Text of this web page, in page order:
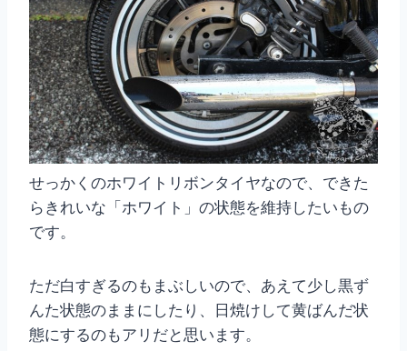
せっかくのホワイトリボンタイヤなので、できた
らきれいな「ホワイト」の状態を維持したいもの
です。
ただ白すぎるのもまぶしいので、あえて少し黒ず
んた状態のままにしたり、日焼けして黄ばんだ状
態にするのもアリだと思います。